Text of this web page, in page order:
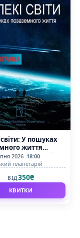
У пошуках
життя
планетарій)
2026 18:00
планетарій
ВІД350₴
КВИТКИ